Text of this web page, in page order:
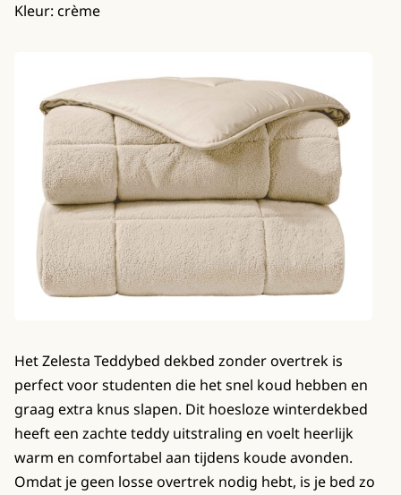
Kleur: crème
Het Zelesta Teddybed dekbed zonder overtrek is
perfect voor studenten die het snel koud hebben en
graag extra knus slapen. Dit hoesloze winterdekbed
heeft een zachte teddy uitstraling en voelt heerlijk
warm en comfortabel aan tijdens koude avonden.
Omdat je geen losse overtrek nodig hebt, is je bed zo